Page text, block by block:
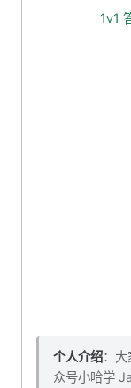
六、自定义淡入
八、本小节对应
1v1
个人介绍：
众号小哈学